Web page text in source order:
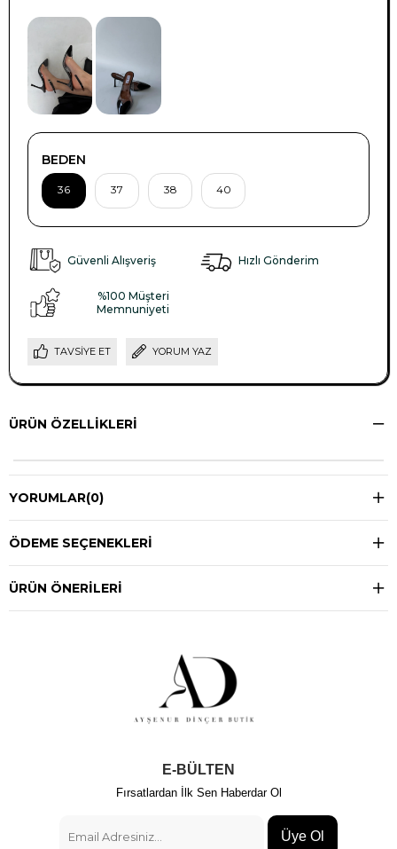
BEDEN
36 37 38 40
Güvenli Alışveriş Hızlı Gönderim
%100 Müşteri
Memnuniyeti
TAVSIYE ET YORUM YAZ
ÜRÜN ÖZELLIKLERI
YORUMLAR(0)
ÖDEME SEÇENEKLERI
ÜRÜN ÖNERILERI
E-BÜLTEN
Fırsatlardan İlk Sen Haberdar Ol
Üye Ol